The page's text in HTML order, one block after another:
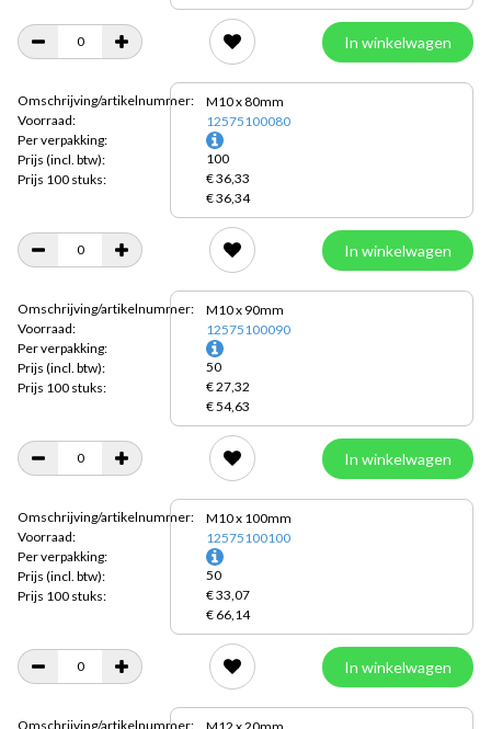
In winkelwagen
Omschrijving/artikelnummer:
Voorraad:
Per verpakking:
Prijs (incl. btw):
Prijs 100 stuks:
M10 x 80mm
12575100080
100
€ 36,33
€ 36,34
In winkelwagen
Omschrijving/artikelnummer:
Voorraad:
Per verpakking:
Prijs (incl. btw):
Prijs 100 stuks:
M10 x 90mm
12575100090
50
€ 27,32
€ 54,63
In winkelwagen
Omschrijving/artikelnummer:
Voorraad:
Per verpakking:
Prijs (incl. btw):
Prijs 100 stuks:
M10 x 100mm
12575100100
50
€ 33,07
€ 66,14
In winkelwagen
Omschrijving/artikelnummer: